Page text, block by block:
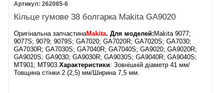
262085-6
Кільце гумове 38 болгарка Makita GA9020
Оригінальна запчастинаMakita. Для моделей: Makita 9077;
9077S; 9079; 9079S; GA7020; GA7020R; GA7020S; GA7030;
GA7030R; GA7030S; GA7040R; GA7040S; GA9020; GA9020R;
GA9020S; GA9030; GA9030R; GA9030S; GA9040R; GA9040S;
MT901; MT903.Характеристики: Зовнішній діаметр 41 мм/
Товщина стінки 2 (2,5) мм/Ширина 7,5 мм.